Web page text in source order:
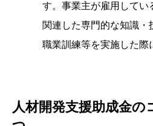
す。事業主が雇用してい
関連した専門的な知識
職業訓練等を実施した際
人材開発支援助成金の